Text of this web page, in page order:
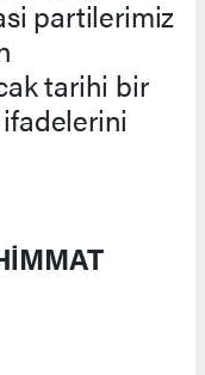
partilerimiz
tarihi bir